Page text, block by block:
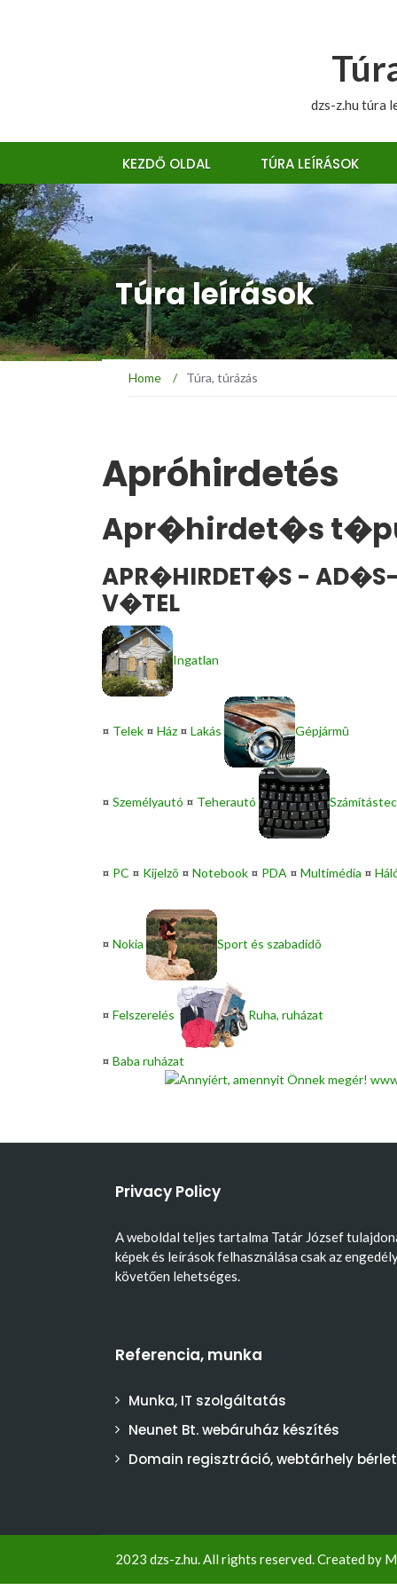
dzs-z.hu túra
KEZDŐ OLDAL TÚRA LEÍRÁSOK
Túra leírások
Home / Túra, túrázás
Apróhirdetés
Apr�hirdet�s
APR�HIRDET�S -
V�TEL
Ingatlan
¤ Telek ¤ Ház ¤ Lakás Gépjármû
¤ Személyautó ¤ Teherautó
¤ PC ¤ Kijelzõ ¤ Notebook ¤ PDA ¤ Multimédia ¤
¤ Nokia Sport és szabadidõ
¤ Felszerelés Ruha, ruházat
¤ Baba ruházat
Privacy Policy
A weboldal teljes tartalma Tatár József
képek és leírások felhasználása csak az
követően lehetséges.
Referencia, munka
Munka, IT szolgáltatás
Neunet Bt. webáruház készítés
Domain regisztráció, webtárhely bérlet
2023 dzs-z.hu. All rights reserved. Created by